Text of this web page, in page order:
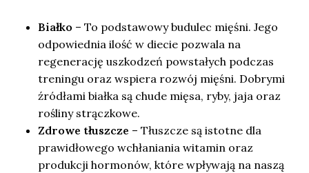
Białko – To podstawowy budulec mięśni. Jego
odpowiednia ilość w diecie pozwala na
regenerację uszkodzeń powstałych podczas
treningu oraz wspiera rozwój mięśni. Dobrymi
źródłami białka są chude mięsa, ryby, jaja oraz
rośliny strączkowe.
Zdrowe tłuszcze – Tłuszcze są istotne dla
prawidłowego wchłaniania witamin oraz
produkcji hormonów, które wpływają na naszą